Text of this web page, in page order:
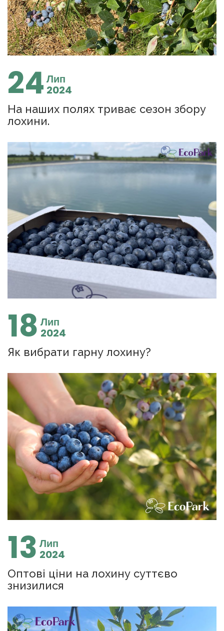
24 Лип
2024
На наших полях триває сезон збору
лохини.
18 Лип
2024
Як вибрати гарну лохину?
13 Лип
2024
Оптові ціни на лохину суттєво
знизилися